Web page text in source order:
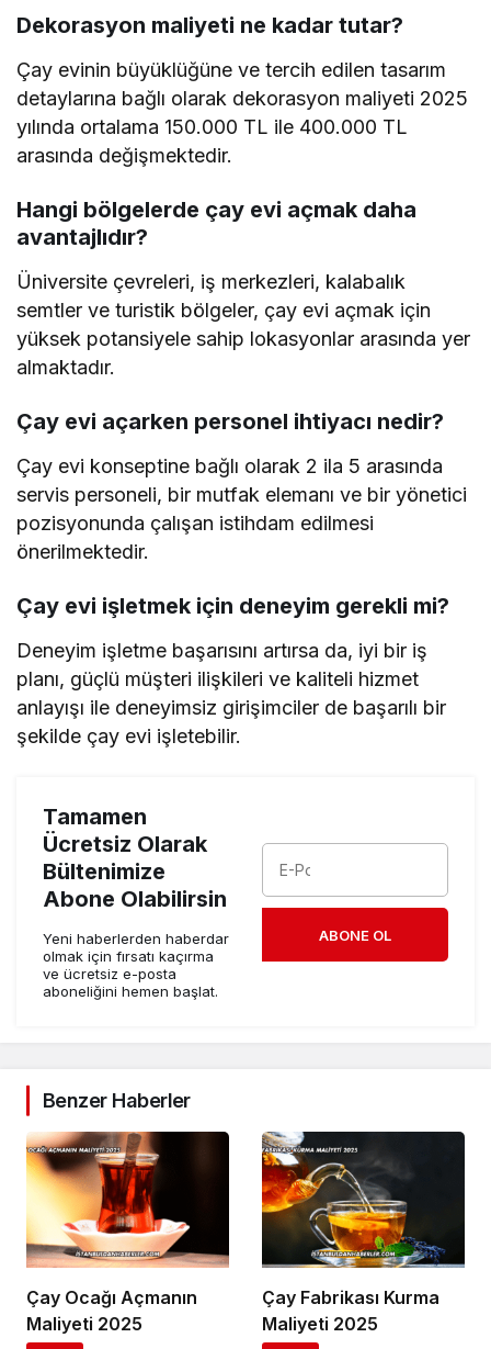
Dekorasyon maliyeti ne kadar tutar?
Çay evinin büyüklüğüne ve tercih edilen tasarım
detaylarına bağlı olarak dekorasyon maliyeti 2025
yılında ortalama 150.000 TL ile 400.000 TL
arasında değişmektedir.
Hangi bölgelerde çay evi açmak daha
avantajlıdır?
Üniversite çevreleri, iş merkezleri, kalabalık
semtler ve turistik bölgeler, çay evi açmak için
yüksek potansiyele sahip lokasyonlar arasında yer
almaktadır.
Çay evi açarken personel ihtiyacı nedir?
Çay evi konseptine bağlı olarak 2 ila 5 arasında
servis personeli, bir mutfak elemanı ve bir yönetici
pozisyonunda çalışan istihdam edilmesi
önerilmektedir.
Çay evi işletmek için deneyim gerekli mi?
Deneyim işletme başarısını artırsa da, iyi bir iş
planı, güçlü müşteri ilişkileri ve kaliteli hizmet
anlayışı ile deneyimsiz girişimciler de başarılı bir
şekilde çay evi işletebilir.
Tamamen
Ücretsiz Olarak
Bültenimize
Abone Olabilirsin
Yeni haberlerden haberdar
olmak için fırsatı kaçırma
ve ücretsiz e-posta
aboneliğini hemen başlat.
ABONE OL
Benzer Haberler
Çay Ocağı Açmanın
Maliyeti 2025
Çay Fabrikası Kurma
Maliyeti 2025